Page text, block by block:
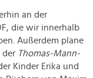
mit
bereitgestellt
der Dienste
an der
die wir innerhalb
Außerdem plane
der Thomas-Mann-
Kinder Erika und